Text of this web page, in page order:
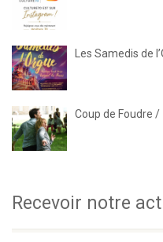
Les Samedis de
Coup de Foudre
Recevoir notre